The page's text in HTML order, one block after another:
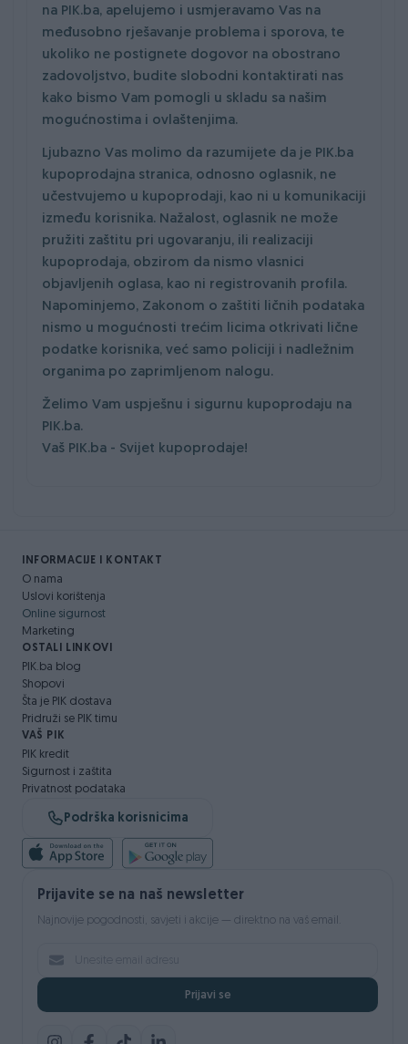
na PIK.ba, apelujemo i usmjeravamo Vas na
međusobno rješavanje problema i sporova, te
ukoliko ne postignete dogovor na obostrano
zadovoljstvo, budite slobodni kontaktirati nas
kako bismo Vam pomogli u skladu sa našim
mogućnostima i ovlaštenjima.
Ljubazno Vas molimo da razumijete da je PIK.ba
kupoprodajna stranica, odnosno oglasnik, ne
učestvujemo u kupoprodaji, kao ni u komunikaciji
između korisnika. Nažalost, oglasnik ne može
pružiti zaštitu pri ugovaranju, ili realizaciji
kupoprodaja, obzirom da nismo vlasnici
objavljenih oglasa, kao ni registrovanih profila.
Napominjemo, Zakonom o zaštiti ličnih podataka
nismo u mogućnosti trećim licima otkrivati lične
podatke korisnika, već samo policiji i nadležnim
organima po zaprimljenom nalogu.
Želimo Vam uspješnu i sigurnu kupoprodaju na
PIK.ba.
Vaš PIK.ba - Svijet kupoprodaje!
INFORMACIJE I KONTAKT
O nama
Uslovi korištenja
Online sigurnost
Marketing
OSTALI LINKOVI
PIK.ba blog
Shopovi
Šta je PIK dostava
Pridruži se PIK timu
VAŠ PIK
PIK kredit
Sigurnost i zaštita
Privatnost podataka
Podrška korisnicima
Prijavite se na naš newsletter
Najnovije pogodnosti, savjeti i akcije — direktno na vaš email.
Prijavi se